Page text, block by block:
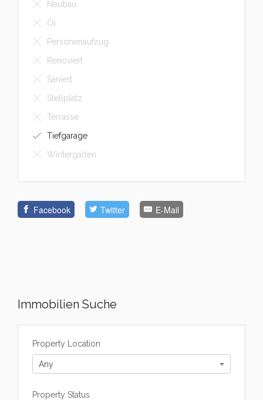
Neubau
Öl
Personenaufzug
Renoviert
Saniert
Stellplatz
Terrasse
Tiefgarage
Wintergarten
Facebook Twitter E-Mail
Immobilien Suche
Property Location
Any
Property Status